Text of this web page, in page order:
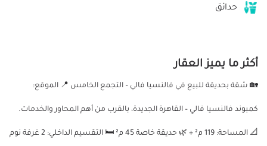
حدائق
أكثر ما يميز العقار
🏡 شقة بحديقة للبيع في فالنسيا فالي – التجمع الخامس 📍 الموقع:
كمبوند فالنسيا فالي – القاهرة الجديدة، بالقرب من أهم المحاور والخدمات.
📐 المساحة: 119 م² + 🌿 حديقة خاصة 45 م² 🛏️ التقسيم الداخلي: 2 غرفة نوم